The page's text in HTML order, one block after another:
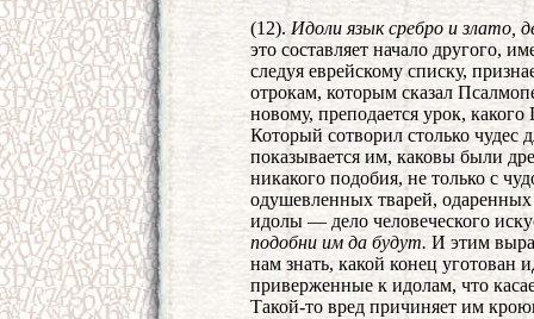
(12).Идоли язык сребро и злато,
это составляет начало другого,
следуя еврейскому списку,
отрокам, которым сказал
новому, преподается урок,
Который сотворил столько чудес
показывается им, каковы были
никакого подобия, не только с
одушевленных тварей,
идолы — дело человеческого
подобни им да будут. И этим
нам знать, какой конец уготован
приверженные к идолам, что
Такой-то вред причиняет им